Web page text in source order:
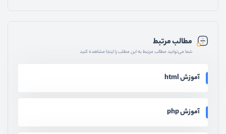
مطالب مرتبط
شما می‌توانید مطالب مرتبط به این مطلب را اینجا مشاهده کنید
آموزش html
آموزش php